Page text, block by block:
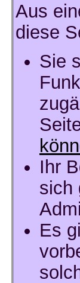
Aus
diese
Sie
Ihr
sich
Es